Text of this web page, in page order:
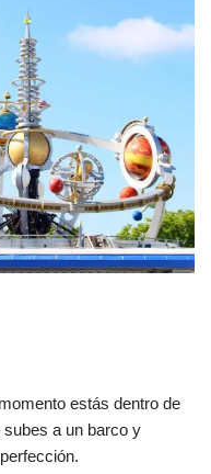
estás dentro de
subes a un barco y